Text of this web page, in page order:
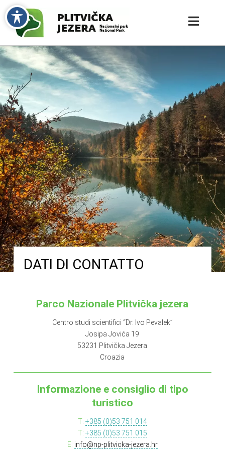
DATI DI CONTATTO
Parco Nazionale Plitvička jezera
Centro studi scientifici “Dr. Ivo Pevalek”
Josipa Jovića 19
53231 Plitvička Jezera
Croazia
Informazione e consiglio di tipo
turistico
T: +385 (0)53 751 014
T: +385 (0)53 751 015
E: info@np-plitvicka-jezera.hr